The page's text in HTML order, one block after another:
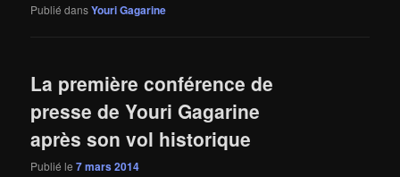
Publié dansYouri Gagarine
La première conférence de
presse de Youri Gagarine
après son vol historique
Publié le7 mars 2014